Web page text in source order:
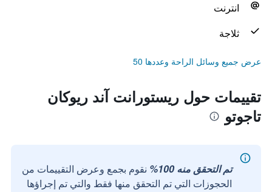
انترنت
ثلاجة
عرض جميع وسائل الراحة وعددها 50
تقييمات حول ريستورانت آند ريوكان
تاجوتو
تم التحقق منه 100%
نقوم بجمع وعرض التقييمات من
الحجوزات التي تم التحقق منها فقط والتي تم إجراؤها